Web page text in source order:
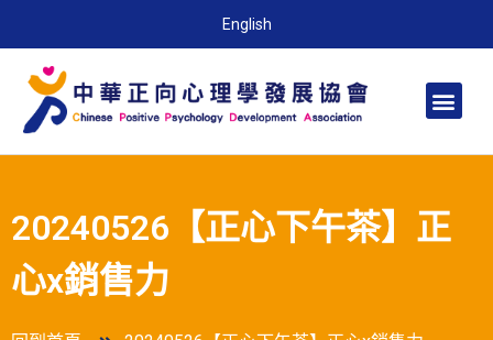
English
20240526【正心下午茶】正
心x銷售力